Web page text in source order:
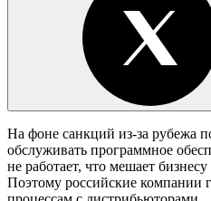
На фоне санкций из-за рубежа
обслуживать программное
не работает, что мешает
Поэтому российские компании